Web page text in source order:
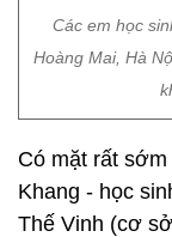
Các em học
Hoàng Mai, Hà
Có mặt rất
Khang - học
Thế Vinh (cơ